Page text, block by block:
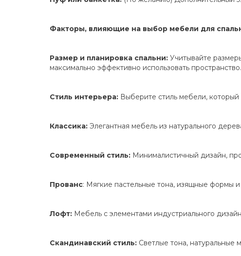
Факторы, влияющие на выбор мебели для
Размер и планировка спальни: Учитывайте
максимально эффективно использовать пространство.
Стиль интерьера: Выберите стиль мебели,
Классика: Элегантная мебель из натурального
Современный стиль: Минималистичный дизайн,
Прованс: Мягкие пастельные тона, изящные формы
Лофт: Мебель с элементами индустриального
Скандинавский стиль: Светлые тона, натуральные